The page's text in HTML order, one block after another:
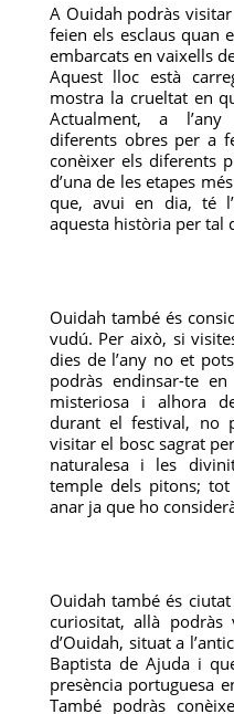
A Ouidah podràs
feien els esclaus quan
embarcats en vaixells
Aquest lloc està
mostra la crueltat en
Actualment, a
diferents obres per a
conèixer els diferents
d’una de les etapes
que, avui en dia, té
aquesta història per tal
Ouidah també és
vudú. Per això, si
dies de l’any no et
podràs endinsar-te
misteriosa i alhora
durant el festival, no
visitar el bosc sagrat
naturalesa i les
temple dels pitons;
anar ja que ho
Ouidah també és
curiositat, allà podràs
d’Ouidah, situat a
Baptista de Ajuda i
presència portuguesa
També podràs